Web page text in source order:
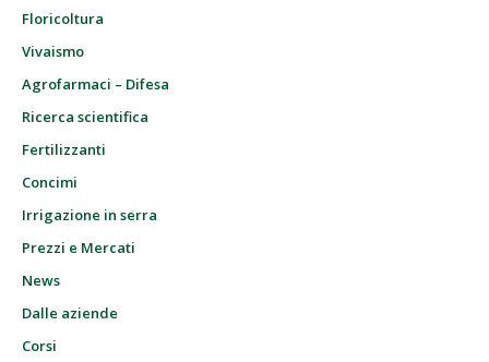
Floricoltura
Vivaismo
Agrofarmaci – Difesa
Ricerca scientifica
Fertilizzanti
Concimi
Irrigazione in serra
Prezzi e Mercati
News
Dalle aziende
Corsi